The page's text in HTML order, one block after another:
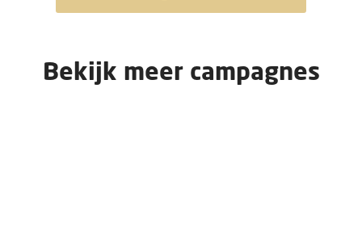
Bekijk meer campagnes